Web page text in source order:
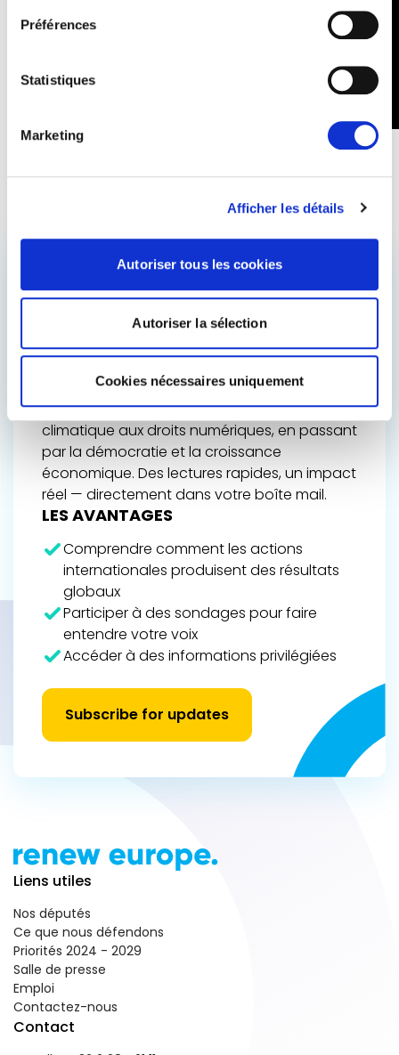
Préférences
Statistiques
Marketing
Afficher les détails
Autoriser tous les cookies
Autoriser la sélection
Cookies nécessaires uniquement
ACCÉDEZ AUX
COULISSES DE
L’AVENIR DE L’EUROPE
de ses victoires politiques et des décisions
qui façonnent votre quotidien — de l’action
climatique aux droits numériques, en passant
par la démocratie et la croissance
économique. Des lectures rapides, un impact
réel — directement dans votre boîte mail.
LES AVANTAGES
Comprendre comment les actions
internationales produisent des résultats
globaux
Participer à des sondages pour faire
entendre votre voix
Accéder à des informations privilégiées
Subscribe for updates
Liens utiles
Nos députés
Ce que nous défendons
Priorités 2024 - 2029
Salle de presse
Emploi
Contactez-nous
Contact